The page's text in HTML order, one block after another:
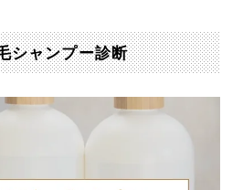
シャンプー診断